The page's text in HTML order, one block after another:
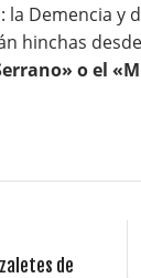
Demencia y
hinchas
o el
de